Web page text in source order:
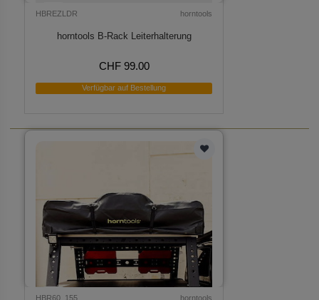
HBREZLDR horntools
horntools B-Rack Leiterhalterung
CHF 99.00
Verfügbar auf Bestellung
HBR60_155 horntools